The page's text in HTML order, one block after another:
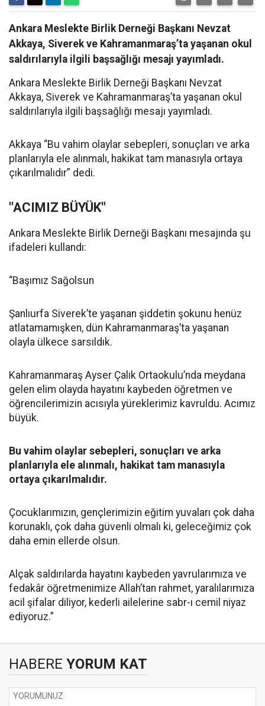
Ankara Meslekte Birlik Derneği Başkanı Nevzat
Akkaya, Siverek ve Kahramanmaraş’ta yaşanan okul
saldırılarıyla ilgili başsağlığı mesajı yayımladı.
Ankara Meslekte Birlik Derneği Başkanı Nevzat
Akkaya, Siverek ve Kahramanmaraş’ta yaşanan okul
saldırılarıyla ilgili başsağlığı mesajı yayımladı.
Akkaya “Bu vahim olaylar sebepleri, sonuçları ve arka
planlarıyla ele alınmalı, hakikat tam manasıyla ortaya
çıkarılmalıdır” dedi.
"ACIMIZ BÜYÜK"
Ankara Meslekte Birlik Derneği Başkanı mesajında şu
ifadeleri kullandı:
“Başımız Sağolsun
Şanlıurfa Siverek’te yaşanan şiddetin şokunu henüz
atlatamamışken, dün Kahramanmaraş’ta yaşanan
olayla ülkece sarsıldık.
Kahramanmaraş Ayser Çalık Ortaokulu’nda meydana
gelen elim olayda hayatını kaybeden öğretmen ve
öğrencilerimizin acısıyla yüreklerimiz kavruldu. Acımız
büyük.
Bu vahim olaylar sebepleri, sonuçları ve arka
planlarıyla ele alınmalı, hakikat tam manasıyla
ortaya çıkarılmalıdır.
Çocuklarımızın, gençlerimizin eğitim yuvaları çok daha
korunaklı, çok daha güvenli olmalı ki, geleceğimiz çok
daha emin ellerde olsun.
Alçak saldırılarda hayatını kaybeden yavrularımıza ve
fedakâr öğretmenimize Allah’tan rahmet, yaralılarımıza
acil şifalar diliyor, kederli ailelerine sabr-ı cemil niyaz
ediyoruz.”
HABERE YORUM KAT